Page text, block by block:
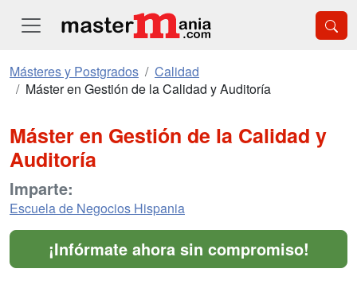
Másteres y Postgrados
Calidad
Máster en Gestión de la Calidad y Auditoría
Máster en Gestión de la Calidad y
Auditoría
Imparte:
Escuela de Negocios Hispania
¡Infórmate ahora sin compromiso!